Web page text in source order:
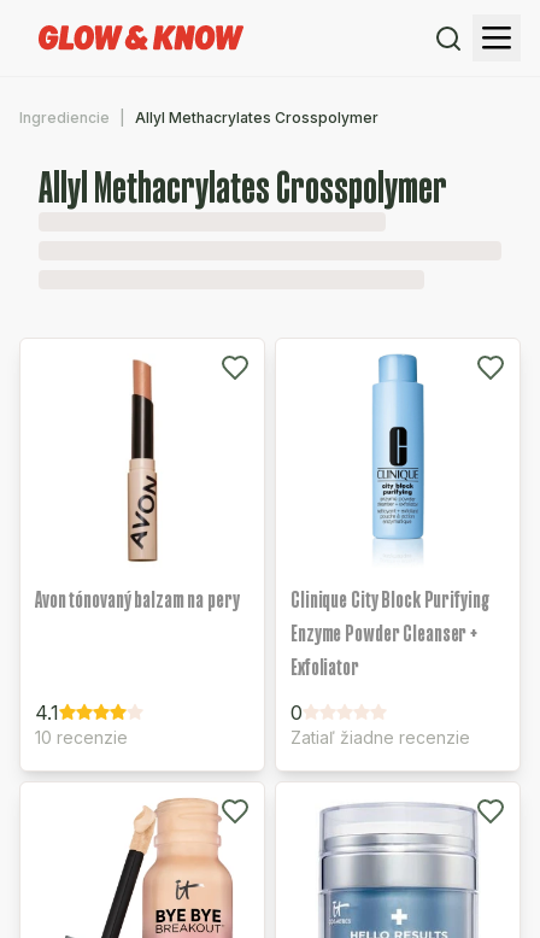
Ingrediencie Allyl Methacrylates Crosspolymer
Allyl Methacrylates Crosspolymer
Avon tónovaný balzam na pery
4.1
10 recenzie
Clinique City Block Purifying
Enzyme Powder Cleanser +
Exfoliator
0
Zatiaľ žiadne recenzie